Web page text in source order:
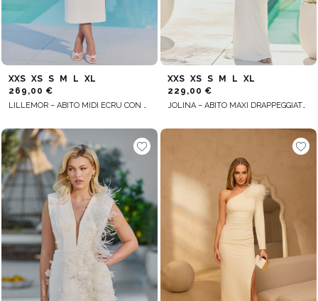
XXS XS S M L
XL
269,00 €
LILLEMOR – ABITO MIDI ECRU CON SPILLA IN PIUME
XXS XS S M L
XL
229,00 €
JOLINA – ABITO MAXI DRAPPEGGIATO COLOR ECRU